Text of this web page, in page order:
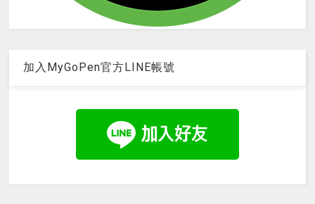
加入MyGoPen官方LINE帳號